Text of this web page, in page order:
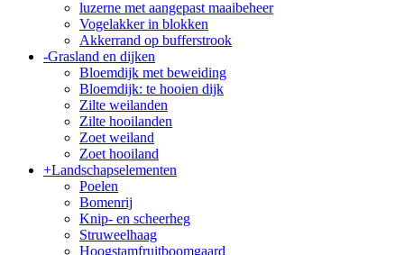
luzerne met aangepast maaibeheer
Vogelakker in blokken
Akkerrand op bufferstrook
-Grasland en dijken
Bloemdijk met beweiding
Bloemdijk: te hooien dijk
Zilte weilanden
Zilte hooilanden
Zoet weiland
Zoet hooiland
+Landschapselementen
Poelen
Bomenrij
Knip- en scheerheg
Struweelhaag
Hoogstamfruitboomgaard